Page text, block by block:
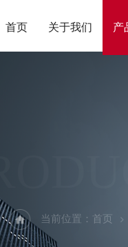
首页 关于我们 产
当前位置： 首页